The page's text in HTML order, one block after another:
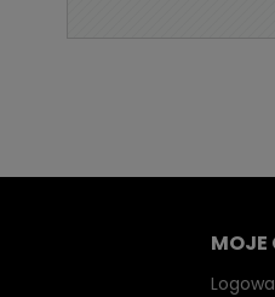
MOJE